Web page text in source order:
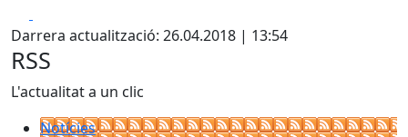
Darrera actualització: 26.04.2018 | 13:54
RSS
L'actualitat a un clic
Notícies